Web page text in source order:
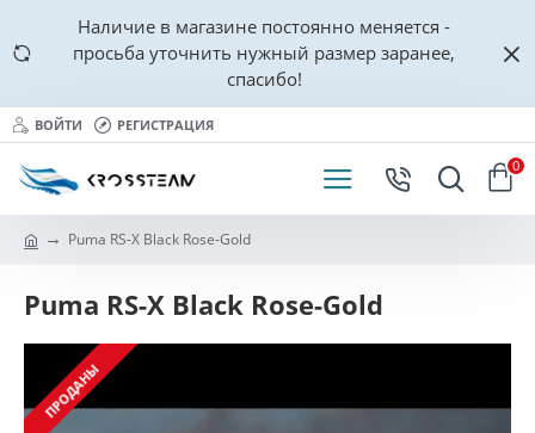
Наличие в магазине постоянно меняется -
просьба уточнить нужный размер заранее,
спасибо!
ВОЙТИ РЕГИСТРАЦИЯ
0
Puma RS-X Black Rose-Gold
Puma RS-X Black Rose-Gold
ПРОДАНЫ